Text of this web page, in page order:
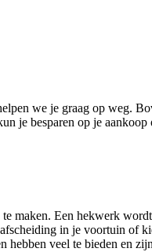
we je graag op weg.
je besparen op je
maken. Een hekwerk
in je voortuin of
hebben veel te bieden en